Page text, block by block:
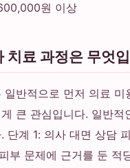
원 이상
치료 과정은 무엇
일반적으로 먼저 의료 미
큰 관심입니다. 일반적
단계 1: 의사 대면 상담
부 문제에 근거를 둔 적